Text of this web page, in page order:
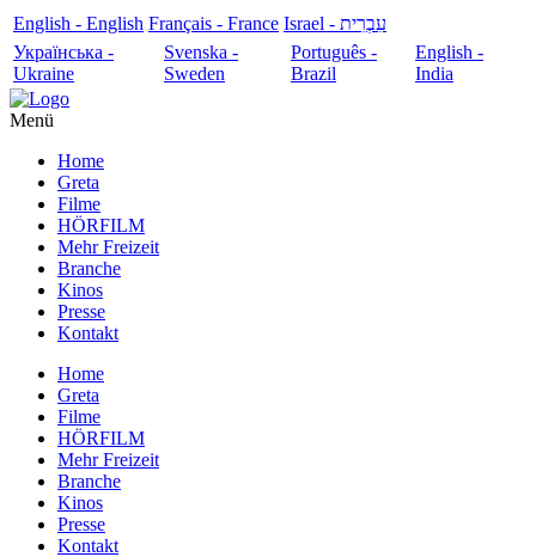
English - English Français - France
עִבְרִית - Israel
Українська -
Ukraine
Svenska -
Sweden
Português -
Brazil
English -
India
Menü
Home
Greta
Filme
HÖRFILM
Mehr Freizeit
Branche
Kinos
Presse
Kontakt
Home
Greta
Filme
HÖRFILM
Mehr Freizeit
Branche
Kinos
Presse
Kontakt